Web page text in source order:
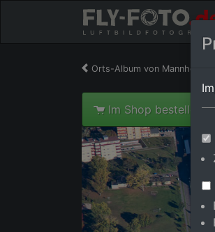
Orts-Album von Mannheim/
Im Shop bestellen